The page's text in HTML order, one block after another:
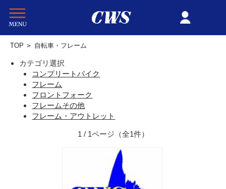
TOP > 自転車・フレーム
カテゴリ選択
コンプリートバイク
フレーム
フロントフォーク
フレームその他
フレーム・アウトレット
1 / 1ページ （全1件）